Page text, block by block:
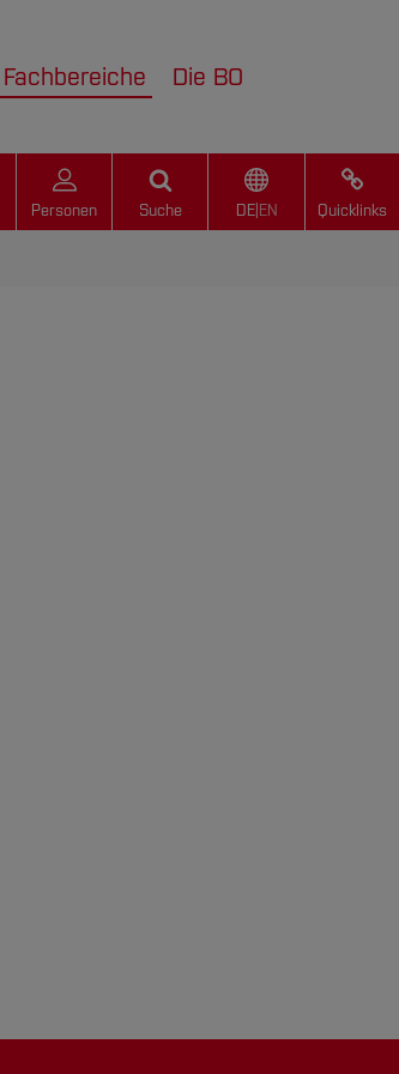
Fachbereiche Die BO
Personen Suche DE| EN Quicklinks